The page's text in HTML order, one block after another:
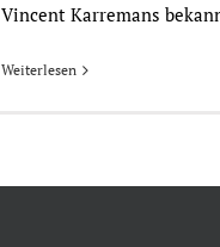
Vincent Karremans
Weiterlesen